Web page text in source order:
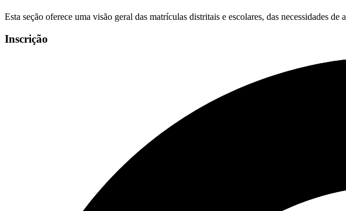
Esta seção oferece uma visão geral das matrículas distritais e escolares, das necessidades
Inscrição